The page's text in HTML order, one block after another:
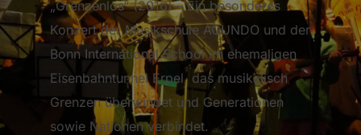
„Grenzenlos“ (2016) – Ein besonderes
Konzert der Musikschule AGUNDO und der
Bonn International School im ehemaligen
Eisenbahntunnel Erpel, das musikalisch
Grenzen überwindet und Generationen
sowie Nationen verbindet.